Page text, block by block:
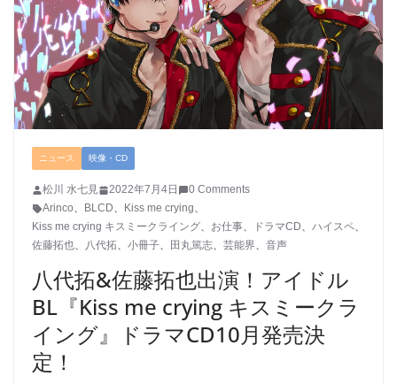
ニュース 映像・CD
松川 水七見 2022年7月4日
0 Comments
Arinco、 BLCD、 Kiss me crying、
Kiss me crying キスミークライング、 お仕事、 ドラマCD、 ハイスペ、
佐藤拓也、 八代拓、 小冊子、 田丸篤志、 芸能界、 音声
八代拓&佐藤拓也出演！アイドル
BL『Kiss me crying キスミークラ
イング』ドラマCD10月発売決
定！